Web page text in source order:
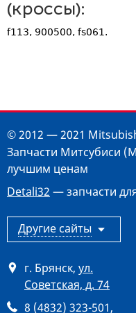
(кроссы):
f113, 900500, fs061.
© 2012 — 2021
Запчасти Митсубиси
лучшим ценам
Detali32 — запчасти
Другие сайты
г. Брянск, ул.
Советская, д. 74
8 (4832) 323-501,